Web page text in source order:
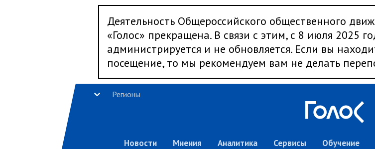
Деятельность Общероссийского общественного
«Голос» прекращена. В связи с этим, с 8 июля 2025
администрируется и не обновляется. Если вы
посещение, то мы рекомендуем вам не делать
Регионы
Новости Мнения Аналитика Сервисы Обучение